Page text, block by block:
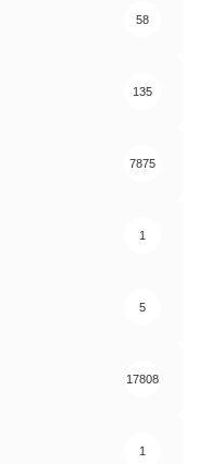
58
135
7875
1
5
17808
1